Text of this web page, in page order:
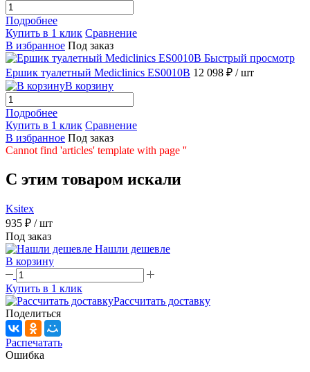
Подробнее
Купить в 1 клик Сравнение
В избранное Под заказ
Быстрый просмотр
Ершик туалетный Mediclinics ES0010B 12 098 ₽ / шт
В корзину
Подробнее
Купить в 1 клик Сравнение
В избранное Под заказ
Cannot find 'articles' template with page ''
C этим товаром искали
Ksitex
935 ₽ / шт
Под заказ
Нашли дешевле
В корзину
Купить в 1 клик
Рассчитать доставку
Поделиться
Распечатать
Ошибка